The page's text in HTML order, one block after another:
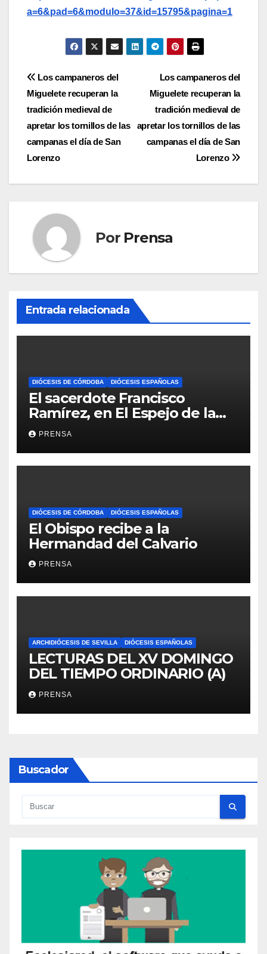
a=6&pad=6&modulo=37&id=15795&pagina=1
Navegación
de
entradas
Los campaneros del
Miguelete recuperan la
tradición medieval de
apretar los tornillos de las
campanas el día de San
Lorenzo
Los campaneros del
Miguelete recuperan la
tradición medieval de
apretar los tornillos de las
campanas el día de San
Lorenzo
Por Prensa
Entrada relacionada
DIÓCESIS DE CÓRDOBA DIÓCESIS ESPAÑOLAS
El sacerdote Francisco
Ramírez, en El Espejo de la
Iglesia
PRENSA
DIÓCESIS DE CÓRDOBA DIÓCESIS ESPAÑOLAS
El Obispo recibe a la
Hermandad del Calvario
PRENSA
ARCHIDIÓCESIS DE SEVILLA DIÓCESIS ESPAÑOLAS
LECTURAS DEL XV DOMINGO
DEL TIEMPO ORDINARIO (A)
PRENSA
Buscador